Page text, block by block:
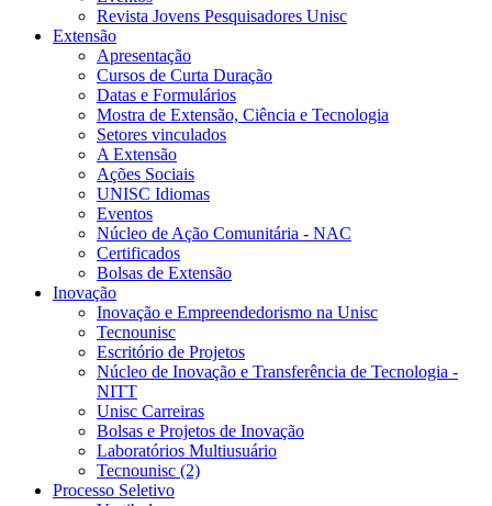
Revista Jovens Pesquisadores Unisc
Extensão
Apresentação
Cursos de Curta Duração
Datas e Formulários
Mostra de Extensão, Ciência e Tecnologia
Setores vinculados
A Extensão
Ações Sociais
UNISC Idiomas
Eventos
Núcleo de Ação Comunitária - NAC
Certificados
Bolsas de Extensão
Inovação
Inovação e Empreendedorismo na Unisc
Tecnounisc
Escritório de Projetos
Núcleo de Inovação e Transferência de Tecnologia -
NITT
Unisc Carreiras
Bolsas e Projetos de Inovação
Laboratórios Multiusuário
Tecnounisc (2)
Processo Seletivo